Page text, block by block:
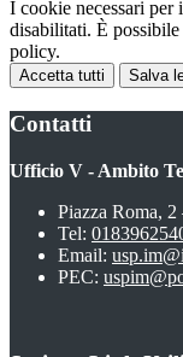
I cookie necessari per
disabilitati. È
policy.
Accetta tutti Salva
Contatti
Ufficio V - Ambito
Piazza Roma,
Tel:
Email:
PEC: